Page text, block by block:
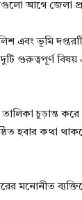
আগে জেলা
এবং ভূমি
গুরুত্বপূর্ণ
তালিকা চুড়ান্ত করে
হবার কথা
মনোনীত